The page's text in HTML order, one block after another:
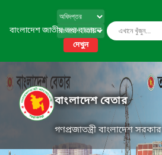
বাংলাদেশ জাতীয় তথ্য বাতায়ন
দেখুন
বাংলাদেশ বেতার
গণপ্রজাতন্ত্রী বাংলাদেশ সরকার